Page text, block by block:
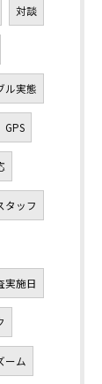
対談
ル実態
GPS
タッフ
実施日
ーム